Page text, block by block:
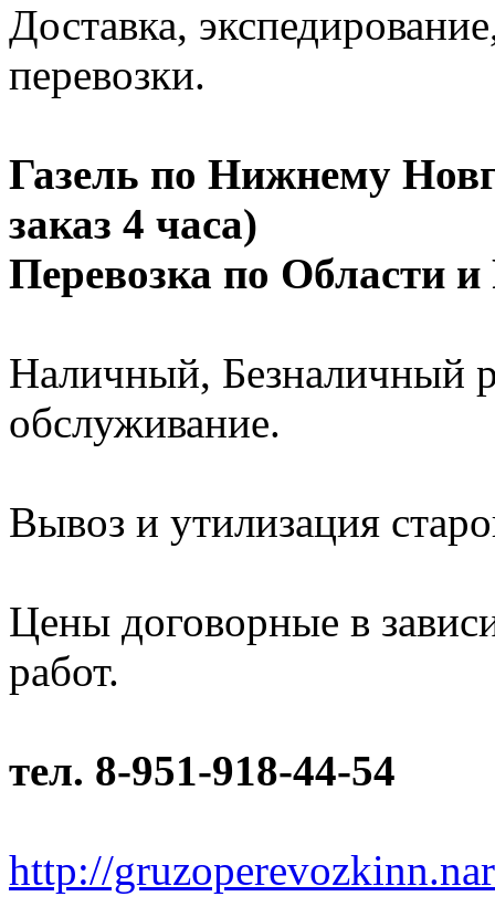
Доставка,
перевозки.
Газель по Нижнему
заказ 4 часа)
Перевозка по Области
Наличный, Безналичный
обслуживание.
Вывоз и утилизация
Цены договорные в
работ.
тел. 8-951-918-44-54
http://